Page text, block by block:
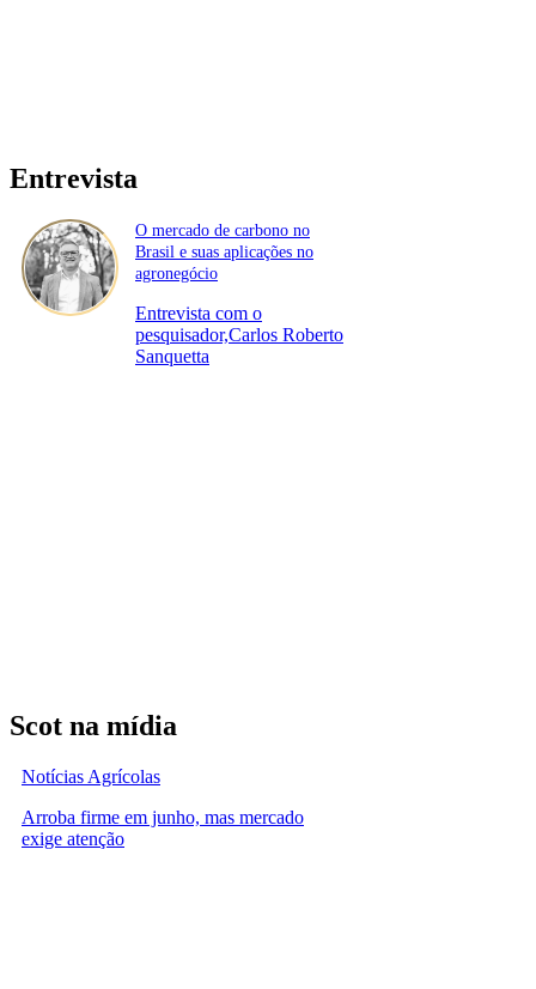
Entrevista
O mercado de carbono no
Brasil e suas aplicações no
agronegócio
Entrevista com o
pesquisador,Carlos Roberto
Sanquetta
Scot na mídia
Notícias Agrícolas
Arroba firme em junho, mas mercado
exige atenção